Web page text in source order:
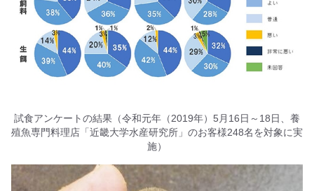
試食アンケートの結果（令和元年（2019年）5月16日～18日、養
殖魚専門料理店「近畿大学水産研究所」のお客様248名を対象に実
施）